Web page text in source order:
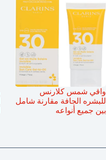
واقي شمس كلارنس
للبشره الجافة مقارنة شامل
بين جميع أنواعه